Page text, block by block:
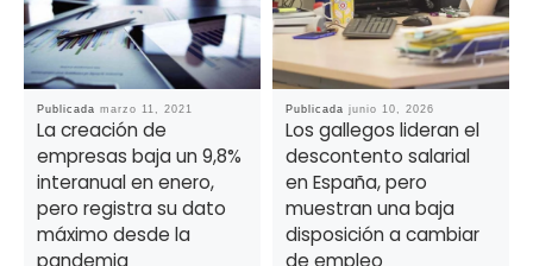
Publicada marzo 11, 2021
La creación de
empresas baja un 9,8%
interanual en enero,
pero registra su dato
máximo desde la
pandemia
Publicada junio 10, 2026
Los gallegos lideran el
descontento salarial
en España, pero
muestran una baja
disposición a cambiar
de empleo